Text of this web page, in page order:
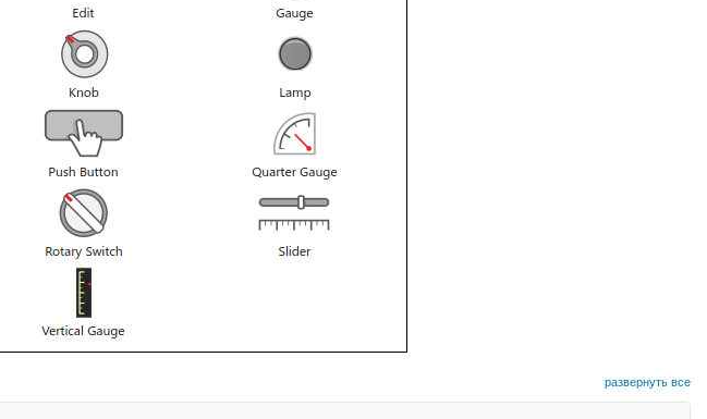
развернуть все